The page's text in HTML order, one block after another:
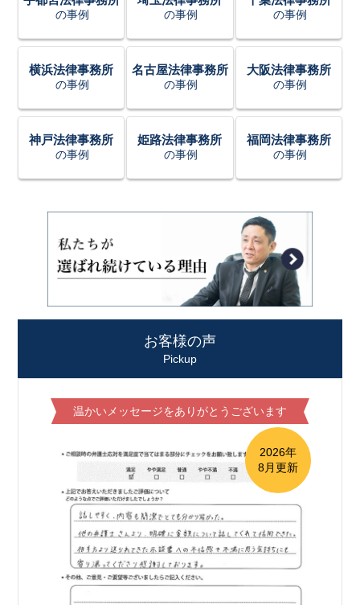
の事例 の事例 の事例
横浜法律事務所
の事例
名古屋法律事務所
の事例
大阪法律事務所
の事例
神戸法律事務所
の事例
姫路法律事務所
の事例
福岡法律事務所
の事例
お客様の声
Pickup
温かいメッセージをありがとうございます
2026年
8月更新